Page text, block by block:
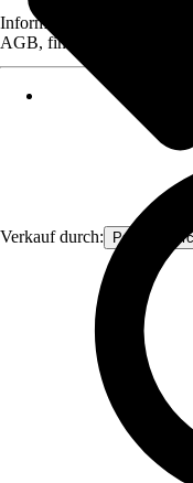
Verkauf durch:
Informationen des
AGB, finden Sie bei Klick